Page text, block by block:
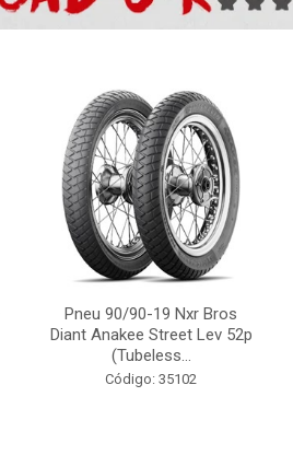
Pneu 90/90-19 Nxr Bros
Diant Anakee Street Lev 52p
(Tubeless...
Código: 35102